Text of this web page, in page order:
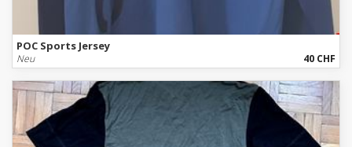
POC Sports Jersey
Neu 40 CHF